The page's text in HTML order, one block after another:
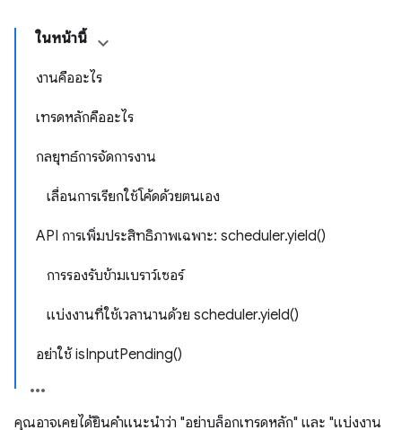
ในหน้านี้
งานคืออะไร
เทรดหลักคืออะไร
กลยุทธ์การจัดการงาน
เลื่อนการเรียกใช้โค้ดด้วยตนเอง
API การเพิ่มประสิทธิภาพเฉพาะ: scheduler.yield()
การรองรับข้ามเบราว์เซอร์
แบ่งงานที่ใช้เวลานานด้วย scheduler.yield()
อย่าใช้ isInputPending()
คุณอาจเคยได้ยินคำแนะนำว่า "อย่าบล็อกเทรดหลัก" และ "แบ่งงาน